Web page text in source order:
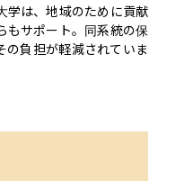
学は、地域のために貢献
もサポート。同系統の保
の負担が軽減されていま